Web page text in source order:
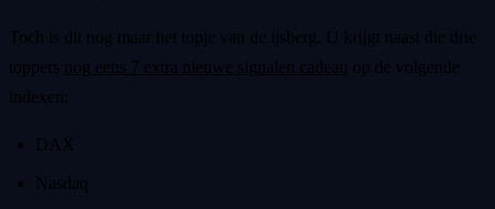
Toch is dit nog maar het topje van de ijsberg. U krijgt naast die drie
toppers nog eens 7 extra nieuwe signalen cadeau
op de volgende
indexen:
DAX
Nasdaq